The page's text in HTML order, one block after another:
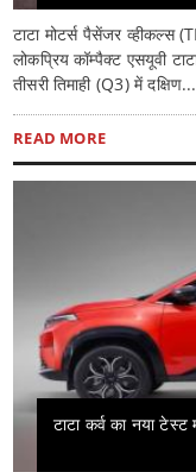
टाटा मोटर्स पैसेंजर व्हीकल्स
लोकप्रिय कॉम्पैक्ट एसयूवी
तीसरी तिमाही (Q3) में दक्षिण...
READ MORE
टाटा कर्व का नया